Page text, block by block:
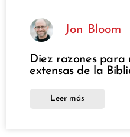
Jon Bloom
Diez razones
extensas de la
Leer más